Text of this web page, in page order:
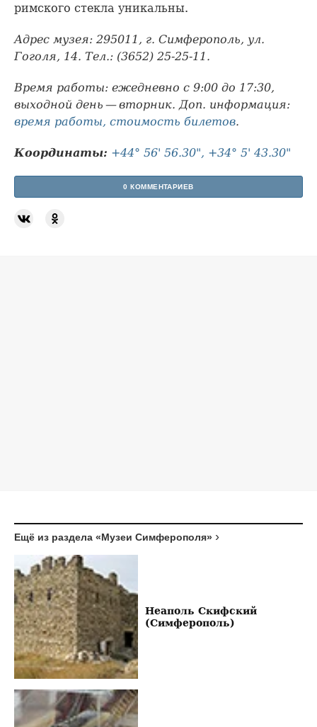
римского стекла уникальны.
Адрес музея: 295011, г. Симферополь, ул.
Гоголя, 14. Тел.: (3652) 25-25-11.
Время работы: ежедневно с 9:00 до 17:30,
выходной день — вторник. Доп. информация:
время работы, стоимость билетов.
Координаты: +44° 56' 56.30", +34° 5' 43.30"
0 КОММЕНТАРИЕВ
Ещё из раздела «Музеи Симферополя»
Неаполь Скифский
(Симферополь)